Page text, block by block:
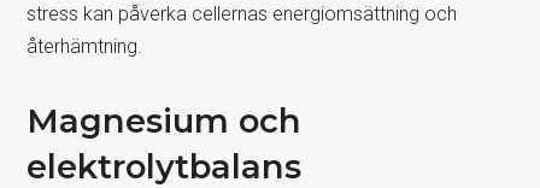
stress kan påverka cellernas energiomsättning och
återhämtning.
Magnesium och
elektrolytbalans